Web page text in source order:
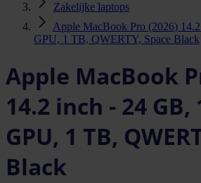
Zakelijke laptops
Apple MacBook Pro (2026)
GPU, 1 TB, QWERTY, Space Black
Apple MacBook
14.2 inch - 24 GB,
GPU, 1 TB,
Black